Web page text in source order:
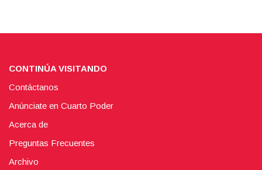
CONTINÚA VISITANDO
Contáctanos
Anúnciate en Cuarto Poder
Acerca de
Preguntas Frecuentes
Archivo